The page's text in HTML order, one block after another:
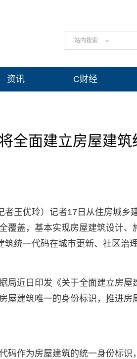
站内搜索
资讯 C财经
全面建立房屋建筑
者王优玲）记者17日从住房城乡
覆盖，基本实现房屋建筑设计
筑统一代码在城市更新、社区治
局近日印发《关于全面建立房
屋建筑唯一的身份标识，推进
码作为房屋建筑的统一身份标